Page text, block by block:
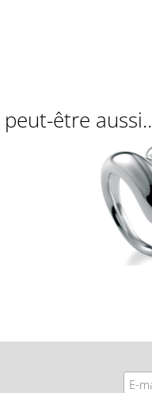
être